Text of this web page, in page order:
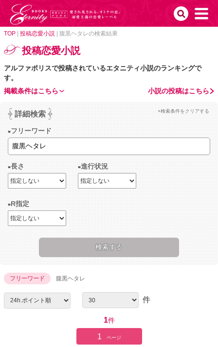
TOP 投稿恋愛小説 腹黒ヘタレの検索結果
投稿恋愛小説
アルファポリスで投稿されているエタニティ小説のランキングで
す。
小説の投稿はこちら
掲載条件はこちら
詳細検索 ×検索条件をクリアする
フリーワード
長さ 進行状況
R指定
フリーワード 腹黒ヘタレ
件
1件
1 ページ